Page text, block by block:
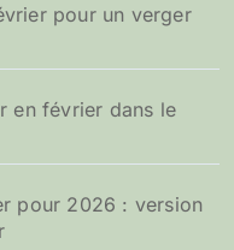
pour un verger
en février dans le
pour 2026 : version